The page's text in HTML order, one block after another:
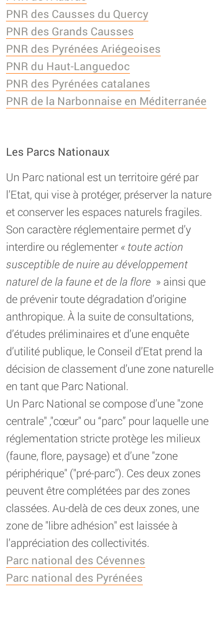
PNR des Causses du Quercy
PNR des Grands Causses
PNR des Pyrénées Ariégeoises
PNR du Haut-Languedoc
PNR des Pyrénées catalanes
PNR de la Narbonnaise en Méditerranée
Les Parcs Nationaux
Un Parc national est un territoire géré par
l’Etat, qui vise à protéger, préserver la nature
et conserver les espaces naturels fragiles.
Son caractère réglementaire permet d’y
interdire ou réglementer « toute action
susceptible de nuire au développement
naturel de la faune et de la flore » ainsi que
de prévenir toute dégradation d’origine
anthropique. À la suite de consultations,
d’études préliminaires et d’une enquête
d’utilité publique, le Conseil d’Etat prend la
décision de classement d’une zone naturelle
en tant que Parc National.
Un Parc National se compose d’une "zone
centrale" ,"cœur" ou “parc” pour laquelle une
réglementation stricte protège les milieux
(faune, flore, paysage) et d’une "zone
périphérique" ("pré-parc"). Ces deux zones
peuvent être complétées par des zones
classées. Au-delà de ces deux zones, une
zone de "libre adhésion" est laissée à
l’appréciation des collectivités.
Parc national des Cévennes
Parc national des Pyrénées